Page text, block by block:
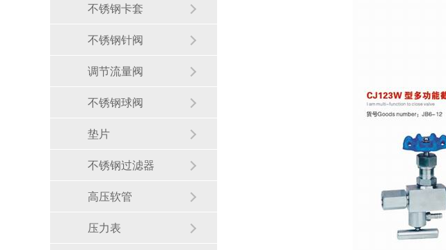
不锈钢卡套
不锈钢针阀
调节流量阀
不锈钢球阀
垫片
不锈钢过滤器
高压软管
压力表